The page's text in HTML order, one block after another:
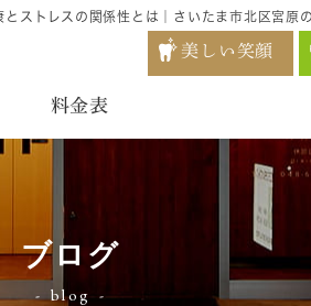
美しい笑顔
料金表
ブログ
blog
とストレスの関係性とは｜さいたま市北区宮原